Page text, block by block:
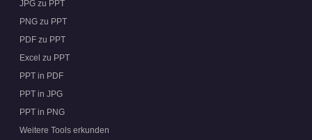
JPG zu PPT
PNG zu PPT
PDF zu PPT
Excel zu PPT
PPT in PDF
PPT in JPG
PPT in PNG
Weitere Tools erkunden